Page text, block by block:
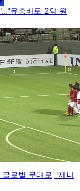
유흥비로 2억 원
로벌 무대로, '제니